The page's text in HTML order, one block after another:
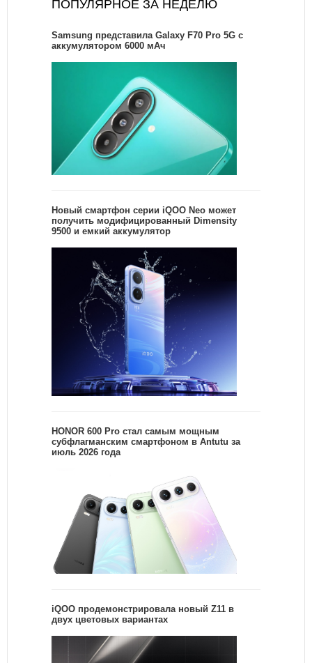
ПОПУЛЯРНОЕ ЗА НЕДЕЛЮ
Samsung представила Galaxy F70 Pro 5G с
аккумулятором 6000 мАч
Новый смартфон серии iQOO Neo может
получить модифицированный Dimensity
9500 и емкий аккумулятор
HONOR 600 Pro стал самым мощным
субфлагманским смартфоном в Antutu за
июль 2026 года
iQOO продемонстрировала новый Z11 в
двух цветовых вариантах